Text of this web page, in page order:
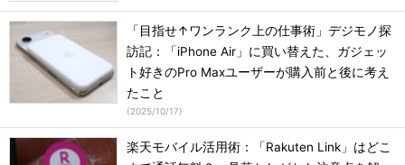
「目指せ↑ワンランク上の仕事術」デジモノ探
訪記：「iPhone Air」に買い替えた、ガジェッ
ト好きのPro Maxユーザーが購入前と後に考え
たこと
(2025/10/17)
楽天モバイル活用術：「Rakuten Link」はどこ